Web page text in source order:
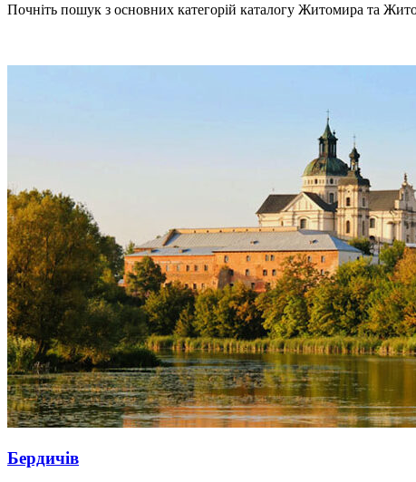
Почніть пошук з основних категорій каталогу Житомира та
Оберіть місто, щоб
Бердичів